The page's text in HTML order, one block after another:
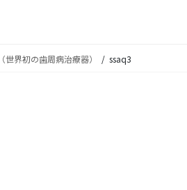
世界初の歯周病治療器） ssaq3